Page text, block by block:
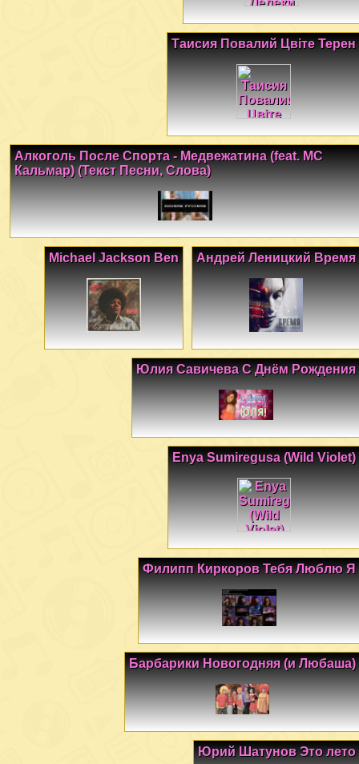
Таисия Повалий Цвіте Терен
Алкоголь После Спорта - Медвежатина (feat. MC
Кальмар) (Текст Песни, Слова)
Андрей Леницкий Время
Michael Jackson Ben
Юлия Савичева С Днём Рождения
Enya Sumiregusa (Wild Violet)
Филипп Киркоров Тебя Люблю Я
Барбарики Новогодняя (и Любаша)
Юрий Шатунов Это лето